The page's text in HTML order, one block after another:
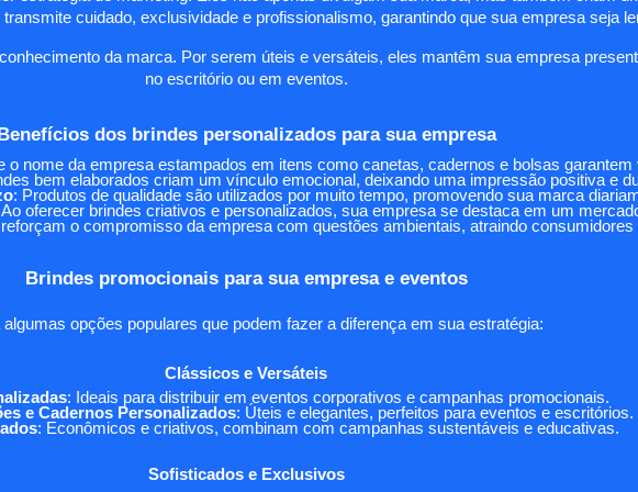
cuidado, exclusividade e profissionalismo, garantindo que sua empresa seja
da marca. Por serem úteis e versáteis, eles mantêm sua empresa
no escritório ou em eventos.
dos brindes personalizados para sua empresa
o nome da empresa estampados em itens como canetas, cadernos e bolsas garantem
bem elaborados criam um vínculo emocional, deixando uma impressão positiva e
: Produtos de qualidade são utilizados por muito tempo, promovendo sua marca
oferecer brindes criativos e personalizados, sua empresa se destaca em um
o compromisso da empresa com questões ambientais, atraindo
Brindes promocionais para sua empresa e eventos
algumas opções populares que podem fazer a diferença em sua estratégia:
Clássicos e Versáteis
: Ideais para distribuir em eventos corporativos e campanhas promocionais.
e Cadernos Personalizados: Úteis e elegantes, perfeitos para eventos e escritórios.
: Econômicos e criativos, combinam com campanhas sustentáveis e educativas.
Sofisticados e Exclusivos